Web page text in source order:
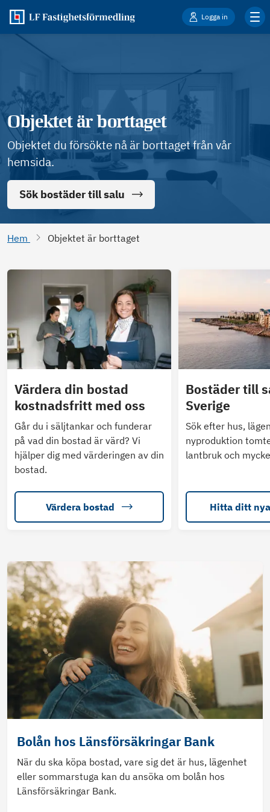
Logga in
Objektet är borttaget
Objektet du försökte nå är borttaget från vår
hemsida.
Sök bostäder till salu
Hem Objektet är borttaget
Värdera din bostad
kostnadsfritt med oss
Går du i säljtankar och funderar
på vad din bostad är värd? Vi
hjälper dig med värderingen av din
bostad.
Värdera bostad
Bostäder till
Sverige
Sök efter hus,
nyproduktion
lantbruk och
Hitta ditt
Bolån hos Länsförsäkringar Bank
När du ska köpa bostad, vare sig det är hus, lägenhet
eller sommarstuga kan du ansöka om bolån hos
Länsförsäkringar Bank.